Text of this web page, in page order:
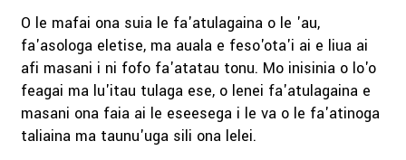
O le mafai ona suia le fa'atulagaina o le 'au,
fa'asologa eletise, ma auala e feso'ota'i ai e liua ai
afi masani i ni fofo fa'atatau tonu. Mo inisinia o lo'o
feagai ma lu'itau tulaga ese, o lenei fa'atulagaina e
masani ona faia ai le eseesega i le va o le fa'atinoga
taliaina ma taunu'uga sili ona lelei.